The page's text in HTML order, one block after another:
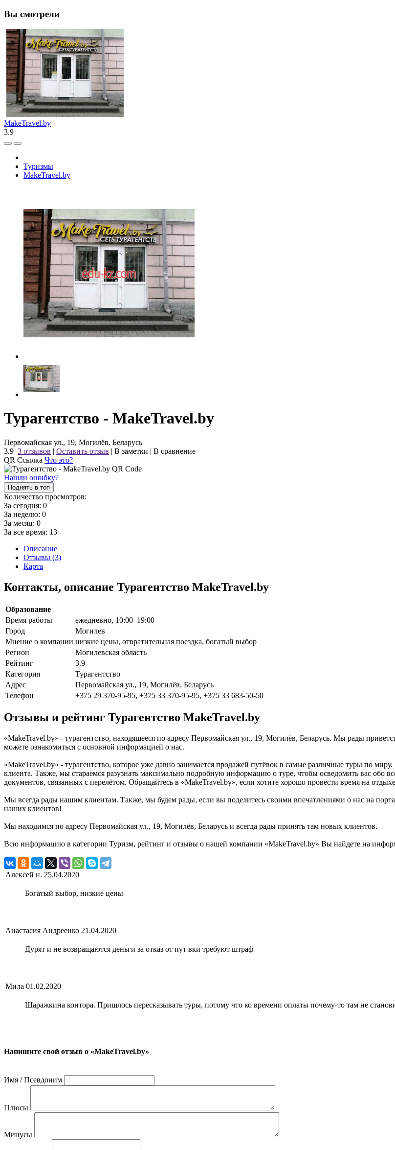
Вы смотрели
MakeTravel.by
3.9
Туризмы
MakeTravel.by
Турагентство - MakeTravel.by
Первомайская ул., 19, Могилёв, Беларусь
3.9 3 отзывов | Оставить отзыв | В заметки | В сравнение
QR Ссылка Что это?
Нашли ошибку?
Поднять в топ
Количество просмотров:
За сегодня: 0
За неделю: 0
За месяц: 0
За все время: 13
Описание
Отзывы (3)
Карта
Контакты, описание Турагентство MakeTravel.by
Образование
Время работы
ежедневно, 10:00–19:00
Город
Могилев
Мнение о компании низкие цены, отвратительная поездка, богатый выбор
Регион
Могилевская область
Рейтинг
3.9
Категория
Турагентство
Адрес
Первомайская ул., 19, Могилёв, Беларусь
Телефон
+375 29 370-95-95, +375 33 370-95-95, +375 33 683-50-50
Отзывы и рейтинг Турагентство MakeTravel.by
«MakeTravel.by» - турагентство, находящееся по адресу Первомайская ул., 19, Могилёв, Беларусь. Мы рады
можете ознакомиться с основной информацией о нас.
«MakeTravel.by» - турагентство, которое уже давно занимается продажей путёвок в самые различные туры по
клиента. Также, мы стараемся разузнать максимально подробную информацию о туре, чтобы осведомить вас обо
документов, связанных с перелётом. Обращайтесь в «MakeTravel.by», если хотите хорошо провести время на
Мы всегда рады нашим клиентам. Также, мы будем рады, если вы поделитесь своими впечатлениями о нас на
наших клиентов!
Мы находимся по адресу Первомайская ул., 19, Могилёв, Беларусь и всегда рады принять там новых клиентов.
Всю информацию в категории Туризм, рейтинг и отзывы о нашей компании «MakeTravel.by» Вы найдете на
Алексей н. 25.04.2020
Богатый выбор, низкие цены
Анастасия Андреенко 21.04.2020
Дурят и не возвращаются деньги за отказ от пут вки требуют штраф
Мила 01.02.2020
Шаражкина контора. Пришлось пересказывать туры, потому что ко времени оплаты почему-то там не
Напишите свой отзыв о «MakeTravel.by»
Имя / Псевдоним
Плюсы
Минусы